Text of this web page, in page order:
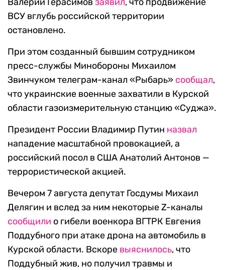
ВСУ вглубь российской территории
остановлено.
При этом созданный бывшим сотрудником
пресс-службы Минобороны Михаилом
Звинчуком телеграм-канал «Рыбарь» сообщал,
что украинские военные захватили в Курской
области газоизмерительную станцию «Суджа».
Президент России Владимир Путин назвал
нападение масштабной провокацией, а
российский посол в США Анатолий Антонов —
террористической акцией.
Вечером 7 августа депутат Госдумы Михаил
Делягин и вслед за ним некоторые Z-каналы
сообщили о гибели военкора ВГТРК Евгения
Поддубного при атаке дрона на автомобиль в
Курской области. Вскоре выяснилось, что
Поддубный жив, но получил травмы и